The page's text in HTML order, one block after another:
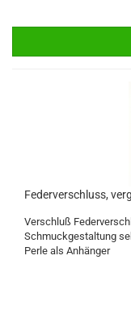
Federverschluss,
Verschluß
Schmuckgestaltung
Perle als Anhänger